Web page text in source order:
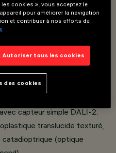
L=1200/2400 mm.
équipés de capteurs lux
/ 2500 / 2600 mm.
nœud de capteur lux et
capteur simple DALI-2.
translucide texturé,
catadioptrique (optique
cookies », vous acceptez le
pour améliorer la navigation
et contribuer à nos efforts de
Autoriser tous les cookies
des cookies